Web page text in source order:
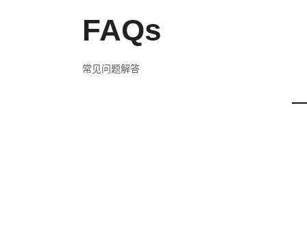
FAQs
常见问题解答